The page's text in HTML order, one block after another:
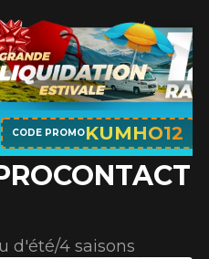
VOIR TOUT
Par véhiculeVOIR TOUT
d'été/4 saisons
APPLICABLE SUR TOUT ACHAT DE 4
PNEUS DE MARQUE KUMHO*
PLUS
D'INFO